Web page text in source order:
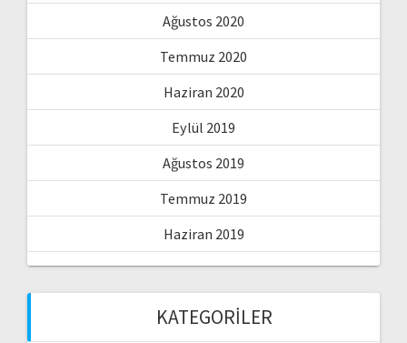
Ağustos 2020
Temmuz 2020
Haziran 2020
Eylül 2019
Ağustos 2019
Temmuz 2019
Haziran 2019
KATEGORILER